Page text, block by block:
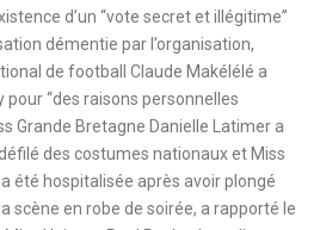
d’un “vote secret et illégitime”
démentie par l’organisation,
de football Claude Makélélé a
“des raisons personnelles
Grande Bretagne Danielle Latimer a
des costumes nationaux et Miss
été hospitalisée après avoir plongé
scène en robe de soirée, a rapporté le